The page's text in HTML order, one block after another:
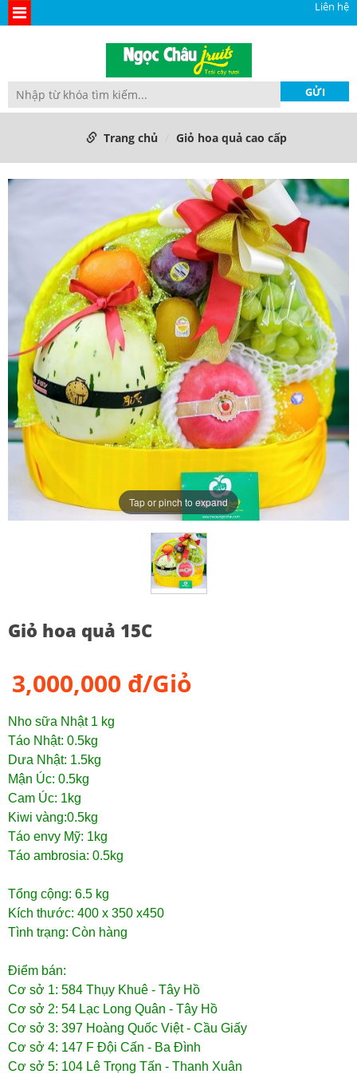
Liên hệ
Trang chủ Giỏ hoa quả cao cấp
Tap or pinch to expand
Giỏ hoa quả 15C
3,000,000 đ/Giỏ
Nho sữa Nhật 1 kg
Táo Nhật: 0.5kg
Dưa Nhật: 1.5kg
Mận Úc: 0.5kg
Cam Úc: 1kg
Kiwi vàng:0.5kg
Táo envy Mỹ: 1kg
Táo ambrosia: 0.5kg
Tổng cộng: 6.5 kg
Kích thước: 400 x 350 x450
Tình trạng: Còn hàng
Điểm bán:
Cơ sở 1: 584 Thụy Khuê - Tây Hồ
Cơ sở 2: 54 Lạc Long Quân - Tây Hồ
Cơ sở 3: 397 Hoàng Quốc Việt - Cầu Giấy
Cơ sở 4: 147 F Đội Cấn - Ba Đình
Cơ sở 5: 104 Lê Trọng Tấn - Thanh Xuân